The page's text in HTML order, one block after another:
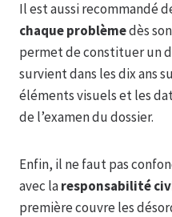
Il est aussi recommandé
chaque problèmedès
permet de constituer un
survient dans les dix ans
éléments visuels et les
de l’examen du dossier.
Enfin, il ne faut pas
avec laresponsabilité
première couvre les